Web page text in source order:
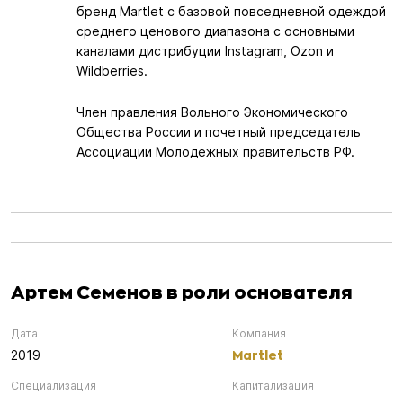
бренд Martlet с базовой повседневной одеждой
среднего ценового диапазона с основными
каналами дистрибуции Instagram, Ozon и
Wildberries.
Член правления Вольного Экономического
Общества России и почетный председатель
Ассоциации Молодежных правительств РФ.
Артем Семенов в роли основателя
Дата
2019
Компания
Martlet
Специализация Капитализация